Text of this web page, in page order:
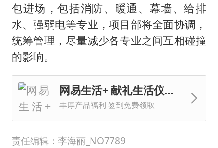
包进场，包括消防、暖通、幕墙、给排
水、强弱电等专业，项目部将全面协调，
统筹管理，尽量减少各专业之间互相碰撞
的影响。
网易生活+ 献礼生活仪式感
丰厚产品福利 签到免费领取
责任编辑：李海丽_NO7789